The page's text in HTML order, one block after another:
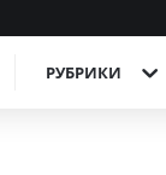
РУБРИКИ